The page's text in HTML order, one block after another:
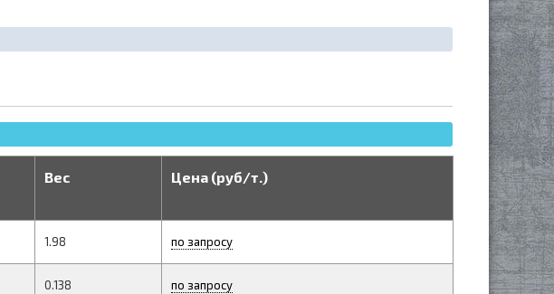
Вес Цена (руб/т.)
1.98 по запросу
0.138 по запросу